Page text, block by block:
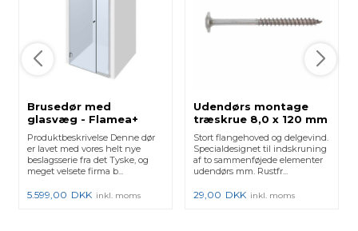
Brusedør med
glasvæg - Flamea+
hængsler
Produktbeskrivelse Denne dør
er lavet med vores helt nye
beslagsserie fra det Tyske, og
meget velsete firma b...
5.599,00 DKK inkl. moms
Udendørs montage
træskrue 8,0 x 120 mm
Stort flangehoved og delgevind.
Specialdesignet til indskruning
af to sammenføjede elementer
udendørs mm. Rustfr...
29,00 DKK inkl. moms